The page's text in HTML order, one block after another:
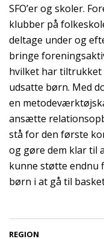
SFO’er og skoler.
klubber på
deltage under og
bringe
hvilket har
udsatte børn. Med
en
ansætte
stå for den første
og gøre dem klar til
kunne støtte endnu
børn i at gå til
REGION